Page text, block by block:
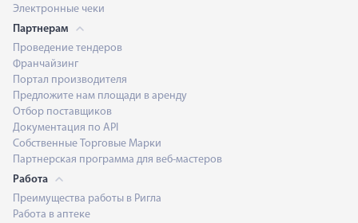
Электронные чеки
Партнерам
Проведение тендеров
Франчайзинг
Портал производителя
Предложите нам площади в аренду
Отбор поставщиков
Документация по API
Собственные Торговые Марки
Партнерская программа для веб-мастеров
Работа
Преимущества работы в Ригла
Работа в аптеке